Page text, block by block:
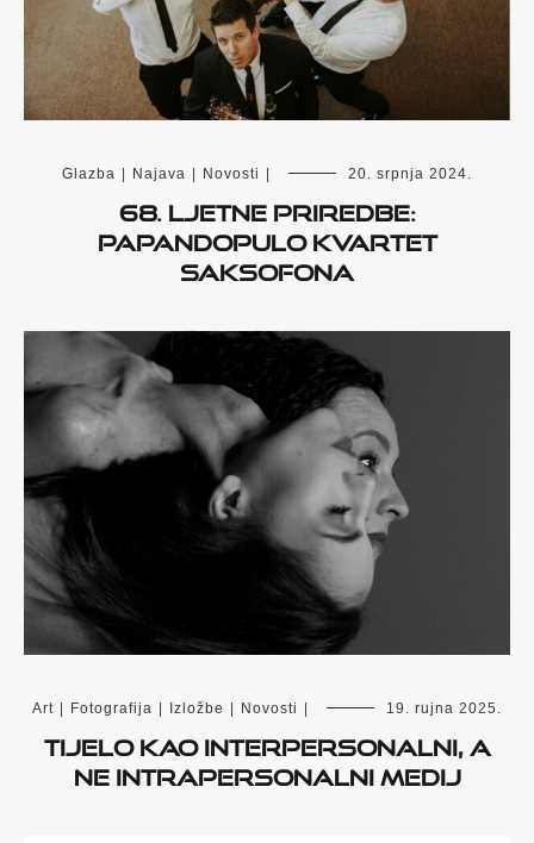
Glazba Najava Novosti 20. srpnja 2024.
68. Ljetne priredbe:
Papandopulo kvartet
saksofona
Art Fotografija Izložbe Novosti 19. rujna 2025.
Tijelo kao interpersonalni, a
ne intrapersonalni medij